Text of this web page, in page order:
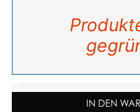
IN DEN